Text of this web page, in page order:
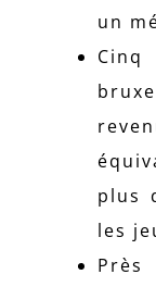
un
plus
les